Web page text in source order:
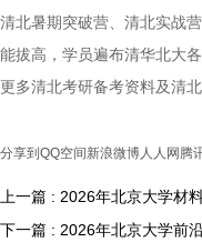
清北暑期突破营、清北实战
能拔高，学员遍布清华北大
更多清北考研备考资料及清
分享到 QQ空间 新浪微博人人网 腾
上一篇 : 2026年北京大学材
下一篇 : 2026年北京大学前